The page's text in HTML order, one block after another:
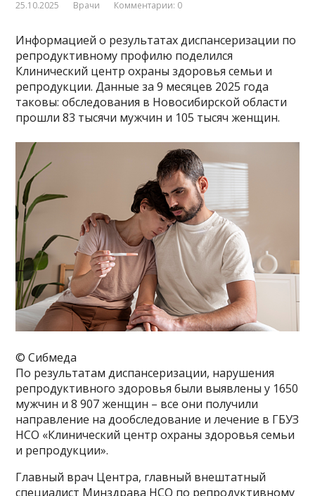
25.10.2025 Врачи Комментарии: 0
Информацией о результатах диспансеризации по
репродуктивному профилю поделился
Клинический центр охраны здоровья семьи и
репродукции. Данные за 9 месяцев 2025 года
таковы: обследования в Новосибирской области
прошли 83 тысячи мужчин и 105 тысяч женщин.
© Сибмеда
По результатам диспансеризации, нарушения
репродуктивного здоровья были выявлены у 1650
мужчин и 8 907 женщин – все они получили
направление на дообследование и лечение в ГБУЗ
НСО «Клинический центр охраны здоровья семьи
и репродукции».
Главный врач Центра, главный внештатный
специалист Минздрава НСО по репродуктивному